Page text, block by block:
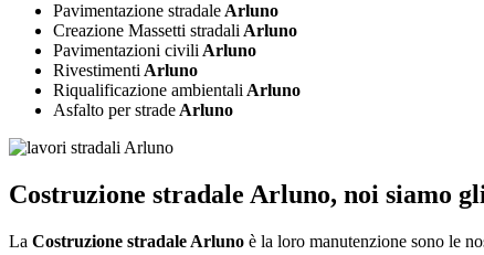
Pavimentazione stradale Arluno
Creazione Massetti stradali Arluno
Pavimentazioni civili Arluno
Rivestimenti Arluno
Riqualificazione ambientali Arluno
Asfalto per strade Arluno
Costruzione stradale Arluno, noi siamo
La Costruzione stradale Arluno è la loro manutenzione sono le